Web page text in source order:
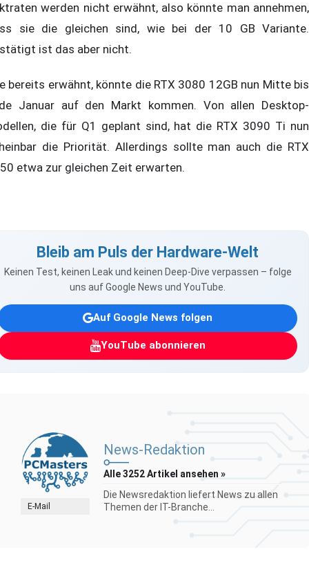
werden nicht erwähnt, also könnte man annehmen,
sie die gleichen sind, wie bei der 10 GB Variante.
ist das aber nicht.
bereits erwähnt, könnte die RTX 3080 12GB nun Mitte bis
Januar auf den Markt kommen. Von allen Desktop-
die für Q1 geplant sind, hat die RTX 3090 Ti nun
die Priorität. Allerdings sollte man auch die RTX
etwa zur gleichen Zeit erwarten.
Bleib am Puls der Hardware-Welt
Keinen Test, keinen Leak und keinen Deep-Dive verpassen – folge
uns auf Google News und YouTube.
Auf Google News folgen
YouTube abonnieren
E-Mail
News-Redaktion
Alle 3252 Artikel ansehen »
Die Newsredaktion liefert News zu allen
Themen der IT-Branche...